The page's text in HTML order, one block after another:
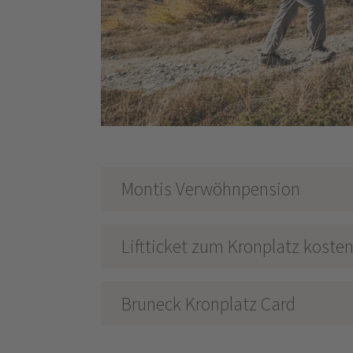
Montis Verwöhnpension
Liftticket zum Kronplatz
Bruneck Kronplatz Card